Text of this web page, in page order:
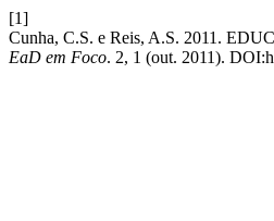
[1]
Cunha, C.S. e Reis, A.S. 2011.
EaD em Foco. 2, 1 (out. 2011).